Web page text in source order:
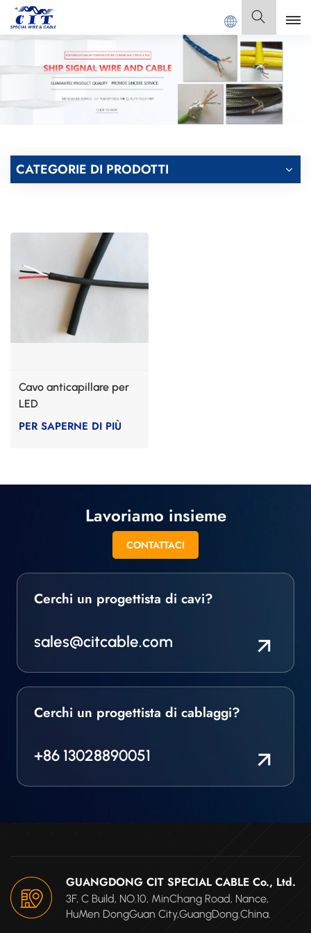
CIT SPECIAL CABLE Co., Ltd. Italiano
English
Français
Italiano
CATEGORIE DI PRODOTTI
Cavo anticapillare per
LED
PER SAPERNE DI PIÙ
Lavoriamo insieme
CONTATTACI
Cerchi un progettista di cavi?
sales@citcable.com
Cerchi un progettista di cablaggi?
+86 13028890051
GUANGDONG CIT SPECIAL CABLE Co., Ltd.
3F, C Build, NO.10, MinChang Road, Nance,
HuMen DongGuan City,GuangDong.China.